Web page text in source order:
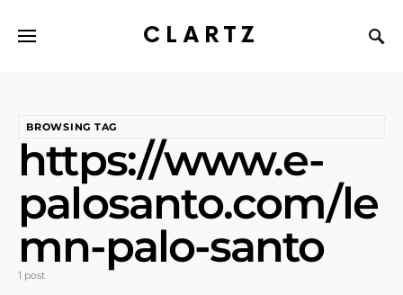
CLARTZ
BROWSING TAG
https://www.e-
palosanto.com/le
mn-palo-santo
1 post